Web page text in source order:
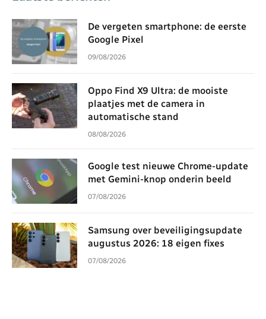
De vergeten smartphone: de eerste
Google Pixel
09/08/2026
Oppo Find X9 Ultra: de mooiste
plaatjes met de camera in
automatische stand
08/08/2026
Google test nieuwe Chrome-update
met Gemini-knop onderin beeld
07/08/2026
Samsung over beveiligingsupdate
augustus 2026: 18 eigen fixes
07/08/2026